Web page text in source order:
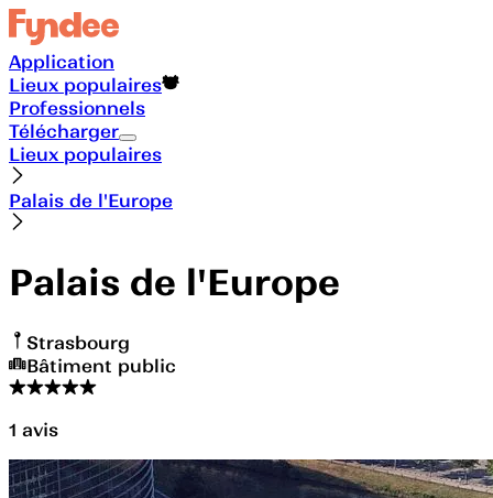
Application
Lieux populaires
Professionnels
Télécharger
Lieux populaires
Palais de l'Europe
Palais de l'Europe
Strasbourg
Bâtiment public
1 avis